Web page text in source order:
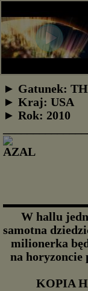
► Gatunek:
► Kraj: USA
► Rok: 2010
W hallu
samotna
milionerka
na horyzoncie
KOPIA